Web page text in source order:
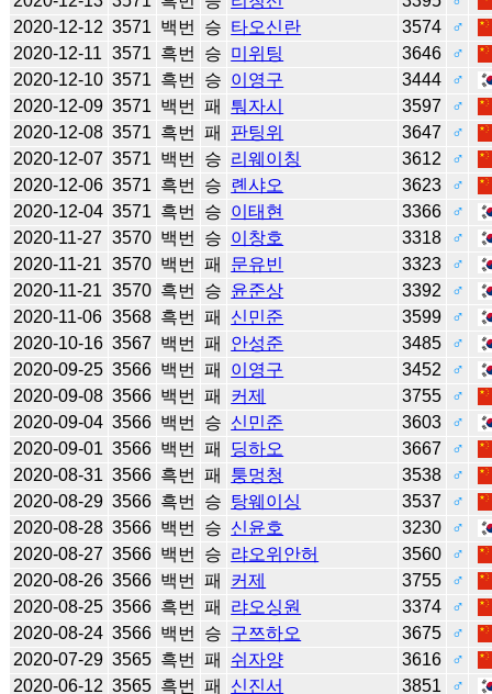
2020-12-12 3571 백번 승 타오신란 3574
♂
2020-12-11 3571 흑번 승 미위팅 3646
♂
2020-12-10 3571 흑번 승 이영구 3444
♂
2020-12-09 3571 백번 패 퉈자시 3597
♂
2020-12-08 3571 흑번 패 판팅위 3647
♂
2020-12-07 3571 백번 승 리웨이칭 3612
♂
2020-12-06 3571 흑번 승 롄샤오 3623
♂
2020-12-04 3571 흑번 승 이태현 3366
♂
2020-11-27 3570 백번 승 이창호 3318
♂
2020-11-21 3570 백번 패 문유빈 3323
♂
2020-11-21 3570 흑번 승 윤준상 3392
♂
2020-11-06 3568 흑번 패 신민준 3599
♂
2020-10-16 3567 백번 패 안성준 3485
♂
2020-09-25 3566 백번 패 이영구 3452
♂
2020-09-08 3566 백번 패 커제 3755
♂
2020-09-04 3566 백번 승 신민준 3603
♂
2020-09-01 3566 백번 패 딩하오 3667
♂
2020-08-31 3566 흑번 패 퉁멍청 3538
♂
2020-08-29 3566 흑번 승 탕웨이싱 3537
♂
2020-08-28 3566 백번 승 신윤호 3230
♂
2020-08-27 3566 백번 승 랴오위안허 3560
♂
2020-08-26 3566 백번 패 커제 3755
♂
2020-08-25 3566 흑번 패 랴오싱원 3374
♂
2020-08-24 3566 백번 승 구쯔하오 3675
♂
2020-07-29 3565 흑번 패 쉬자양 3616
♂
2020-06-12 3565 흑번 패 신진서 3851 ♂